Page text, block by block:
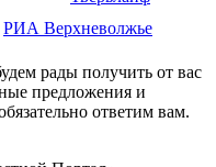
РИА Верхневолжье
рады получить от вас
предложения и
ответим вам.